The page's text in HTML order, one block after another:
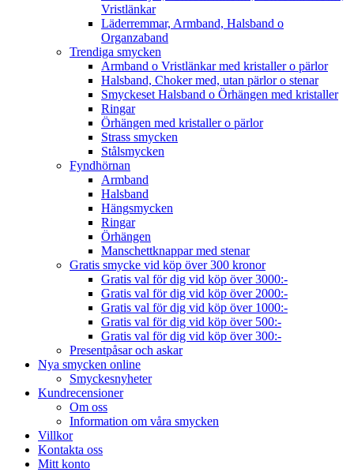
Vristlänkar
Läderremmar, Armband, Halsband o
Organzaband
Trendiga smycken
Armband o Vristlänkar med kristaller o pärlor
Halsband, Choker med, utan pärlor o stenar
Smyckeset Halsband o Örhängen med kristaller
Ringar
Örhängen med kristaller o pärlor
Strass smycken
Stålsmycken
Fyndhörnan
Armband
Halsband
Hängsmycken
Ringar
Örhängen
Manschettknappar med stenar
Gratis smycke vid köp över 300 kronor
Gratis val för dig vid köp över 3000:-
Gratis val för dig vid köp över 2000:-
Gratis val för dig vid köp över 1000:-
Gratis val för dig vid köp över 500:-
Gratis val för dig vid köp över 300:-
Presentpåsar och askar
Nya smycken online
Smyckesnyheter
Kundrecensioner
Om oss
Information om våra smycken
Villkor
Kontakta oss
Mitt konto